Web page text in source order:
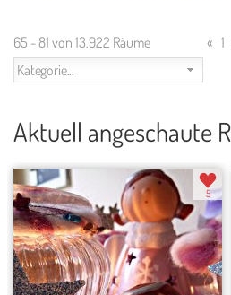
65 - 81 von 13.922 Räume « 1
Kategorie...
Aktuell angeschaute
5